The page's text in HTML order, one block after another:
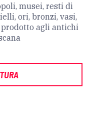
musei, resti di
ori, bronzi, vasi,
agli antichi